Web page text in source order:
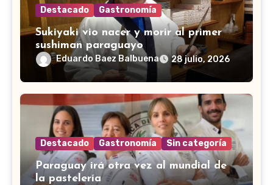
Destacado Gastronomía
Sukiyaki vio nacer y morir al primer
sushiman paraguayo
Eduardo Baez Balbuena 28 julio, 2026
Destacado Gastronomía Sin categoría
Paraguay irá otra vez al mundial de
la pastelería